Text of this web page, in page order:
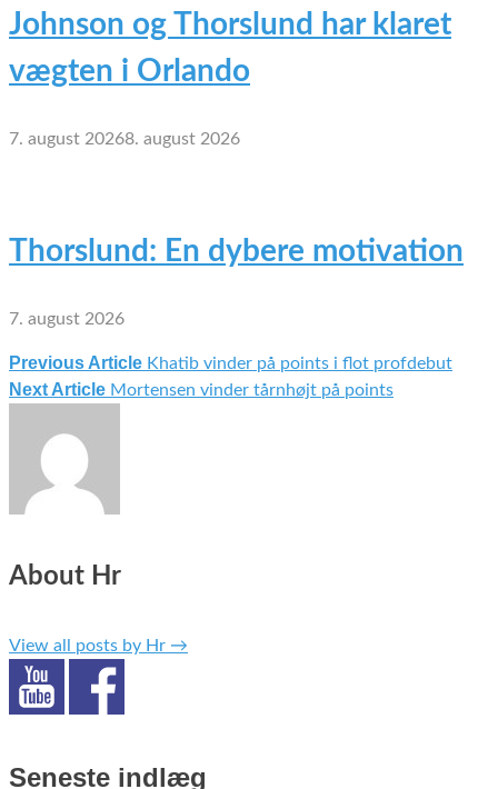
Johnson og Thorslund har klaret
vægten i Orlando
7. august 20268. august 2026
Thorslund: En dybere motivation
7. august 2026
Indlægsnavigation
Previous Article Khatib vinder på points i flot profdebut
Next Article Mortensen vinder tårnhøjt på points
About Hr
View all posts by Hr →
Seneste indlæg